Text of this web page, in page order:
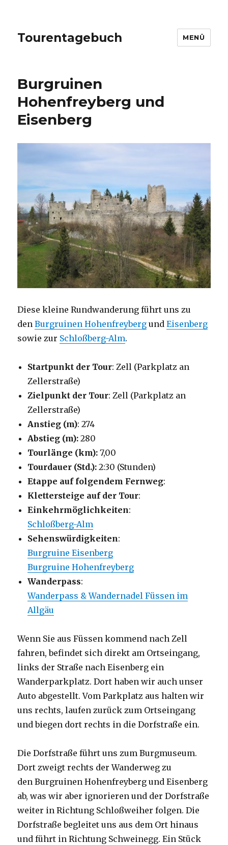
Tourentagebuch MENÜ
Burgruinen
Hohenfreyberg und
Eisenberg
Diese kleine Rundwanderung führt uns zu
denBurgruinen Hohenfreyberg undEisenberg
sowie zur Schloßberg-Alm.
Startpunkt der Tour: Zell (Parkplatz an
Zellerstraße)
Zielpunkt der Tour: Zell (Parkplatz an
Zellerstraße)
Anstieg (m): 274
Abstieg (m): 280
Tourlänge (km):7,00
Tourdauer (Std.): 2:30 (Stunden)
Etappe auf folgendem Fernweg:
Klettersteige auf der Tour:
Einkehrmöglichkeiten:
Schloßberg-Alm
Sehenswürdigkeiten:
Burgruine Eisenberg
Burgruine Hohenfreyberg
Wanderpass:
Wanderpass & Wandernadel Füssen im
Allgäu
Wenn Sie aus Füssen kommend nach Zell
fahren, befindet sich direkt am Ortseingang,
links der Straße nach Eisenberg ein
Wanderparkplatz. Dort haben wir auch unser
Auto abgestellt. Vom Parkplatz aus halten wir
uns rechts, laufen zurück zum Ortseingang
und biegen dort rechts in die Dorfstraße ein.
Die Dorfstraße führt uns zum Burgmuseum.
Dort zweigt rechts der Wanderweg zu
den Burgruinen Hohenfreyberg und Eisenberg
ab, was wir aber ignorieren und der Dorfstraße
weiter in Richtung Schloßweiher folgen. Die
Dorfstraße begleitet uns aus dem Ort hinaus
und führt in Richtung Schweinegg. Ein Stück